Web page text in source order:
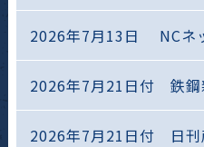
2026年7月13日 NCネ
2026年7月21日付 鉄
2026年7月21日付 日